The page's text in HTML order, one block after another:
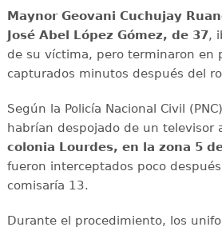
Maynor Geovani Cuchujay
José Abel López Gómez, de 37,
de su víctima, pero terminaron en
capturados minutos después del
Según la Policía Nacional Civil
habrían despojado de un televisor
colonia Lourdes, en la zona 5
fueron interceptados poco
comisaría 13.
Durante el procedimiento, los